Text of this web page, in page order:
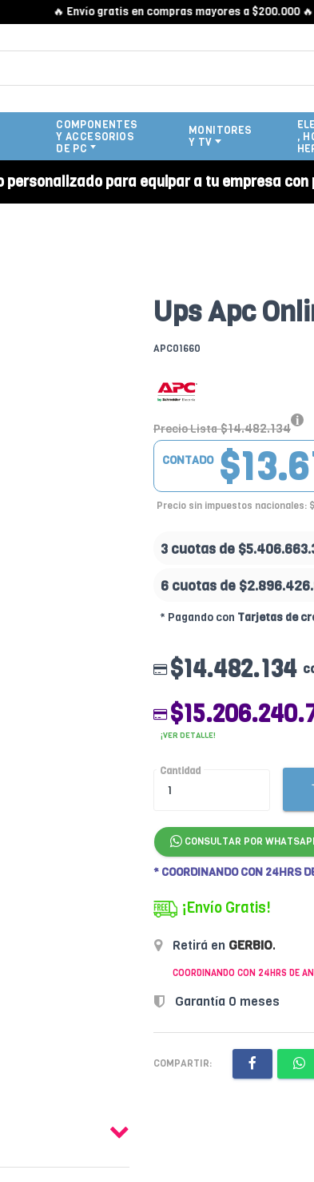
🔥 Envío gratis en compras mayores a $200.000 🔥
COMPONENTES
Y ACCESORIOS
DE PC
MONITORES
Y TV
,
para equipar a tu empresa
Ups Apc
APC01660
Precio Lista $14.482.134
CONTADO
Precio sin impuestos nacionales:
3 cuotas de
6 cuotas de
* Pagando con Tarjetas de
$14.482.134
¡VER DETALLE!
Cantidad
CONSULTAR POR
* COORDINANDO CON 24HRS
¡Envío Gratis!
Retirá en GERBIO.
COORDINANDO CON 24HRS DE
Garantía 0 meses
COMPARTIR: